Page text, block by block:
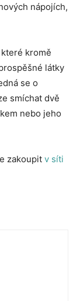
nápojích,
které kromě
látky
se o
smíchat dvě
nebo jeho
zakoupit v síti